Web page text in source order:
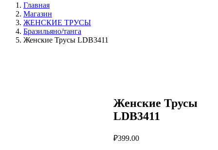
Главная
Магазин
ЖЕНСКИЕ ТРУСЫ
Бразильяно/танга
Женские Трусы LDB3411
Женские Трусы
LDB3411
₽399.00